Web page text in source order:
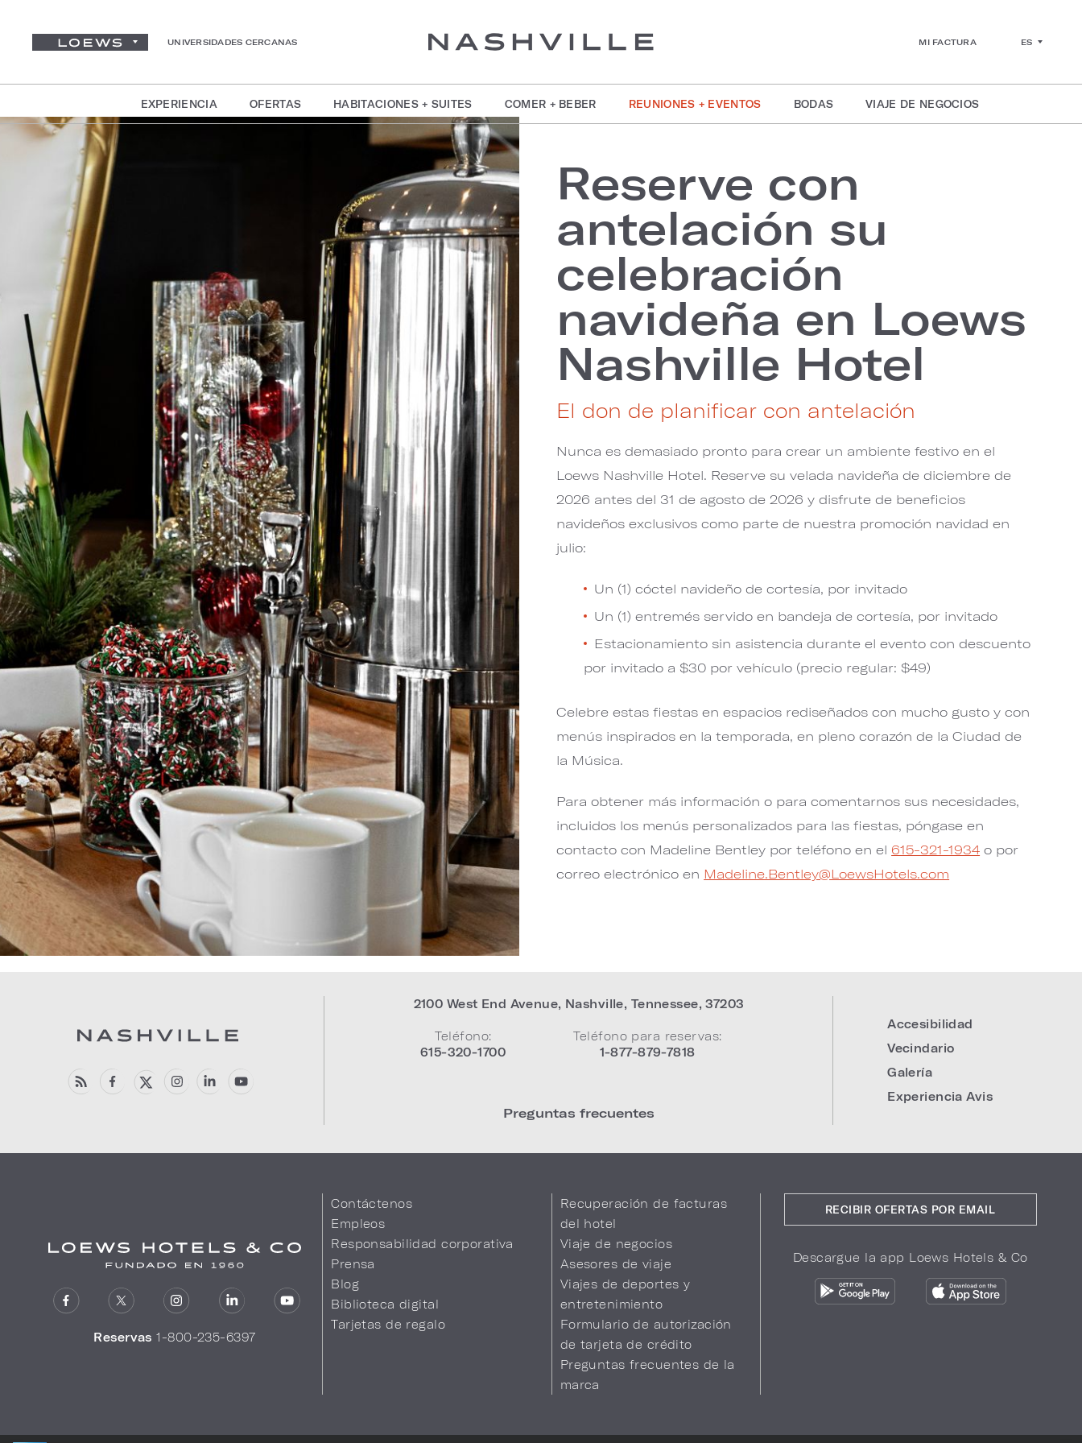
UNIVERSIDADES CERCANAS MI FACTURA ES
EXPERIENCIA OFERTAS HABITACIONES + SUITES COMER + BEBER REUNIONES + EVENTOS BODAS VIAJE DE NEGOCIOS
Reserve con
antelación su
celebración
navideña en Loews
Nashville Hotel
El don de planificar con antelación
Nunca es demasiado pronto para crear un ambiente festivo en el
Loews Nashville Hotel. Reserve su velada navideña de diciembre de
2026 antes del 31 de agosto de 2026 y disfrute de beneficios
navideños exclusivos como parte de nuestra promoción navidad en
julio:
Un (1) cóctel navideño de cortesía, por invitado
Un (1) entremés servido en bandeja de cortesía, por invitado
Estacionamiento sin asistencia durante el evento con descuento
por invitado a $30 por vehículo (precio regular: $49)
Celebre estas fiestas en espacios rediseñados con mucho gusto y con
menús inspirados en la temporada, en pleno corazón de la Ciudad de
la Música.
Para obtener más información o para comentarnos sus necesidades,
incluidos los menús personalizados para las fiestas, póngase en
contacto con Madeline Bentley por teléfono en el 615-321-1934 o por
correo electrónico en Madeline.Bentley@LoewsHotels.com
2100 West End Avenue, Nashville, Tennessee,37203
Teléfono:
615-320-1700
Teléfono para reservas:
1-877-879-7818
Preguntas frecuentes
Accesibilidad
Vecindario
Galería
Experiencia Avis
Reservas 1-800-235-6397
Contáctenos
Empleos
Responsabilidad corporativa
Prensa
Blog
Biblioteca digital
Tarjetas de regalo
Recuperación de facturas
del hotel
Viaje de negocios
Asesores de viaje
Viajes de deportes y
entretenimiento
Formulario de autorización
de tarjeta de crédito
Preguntas frecuentes de la
marca
RECIBIR OFERTAS POR EMAIL
Descargue la app Loews Hotels & Co